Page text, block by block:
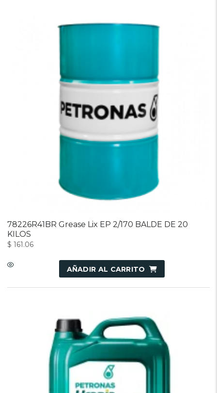
78226R41BR Grease Lix EP 2/170 BALDE DE 20
KILOS
$ 161.06
AÑADIR AL CARRITO